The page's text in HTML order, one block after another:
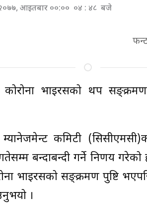
२०७७, आइतबार ००:०० ०४ : ४८ बजे
कोरोना भाइरसको थप
म्यानेजमेन्ट कमिटी
बन्दाबन्दी गर्ने निर्णय
भाइरसको सङ्क्रमण पुष्टि
।